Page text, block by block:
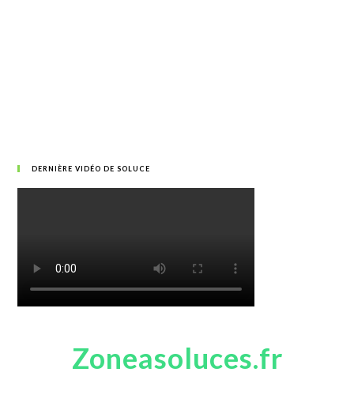
DERNIÈRE VIDÉO DE SOLUCE
Zoneasoluces.fr